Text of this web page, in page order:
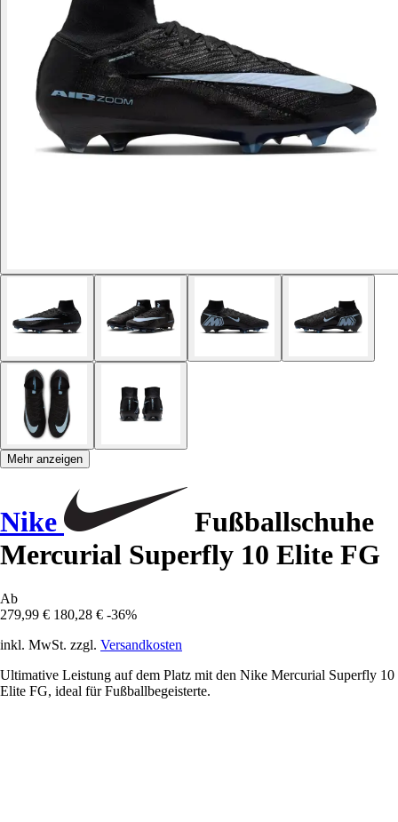
Mehr anzeigen
Nike
Fußballschuhe
Mercurial Superfly 10 Elite FG
Ab
279,99 € 180,28 € -36%
inkl. MwSt. zzgl. Versandkosten
Ultimative Leistung auf dem Platz mit den Nike Mercurial Superfly 10
Elite FG, ideal für Fußballbegeisterte.